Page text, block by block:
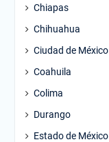
Chiapas
Chihuahua
Ciudad de México
Coahuila
Colima
Durango
Estado de México